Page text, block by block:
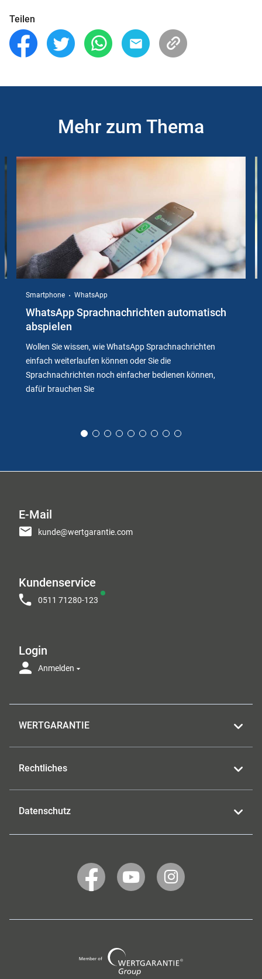
Teilen
Mehr zum Thema
Instructions
Smartphone WhatsApp
WhatsApp Sprachnachrichten automatisch
abspielen
Wollen Sie wissen, wie WhatsApp Sprachnachrichten
einfach weiterlaufen können oder Sie die
Sprachnachrichten noch einfacher bedienen können,
dafür brauchen Sie
E-Mail
kunde@wertgarantie.com
Kundenservice
0511 71280-123
Login
Anmelden
WERTGARANTIE
Rechtliches
Datenschutz
WERTGARANTIE
auf
WERTGARANTIE
auf
WERTGARANTIE
auf
Group